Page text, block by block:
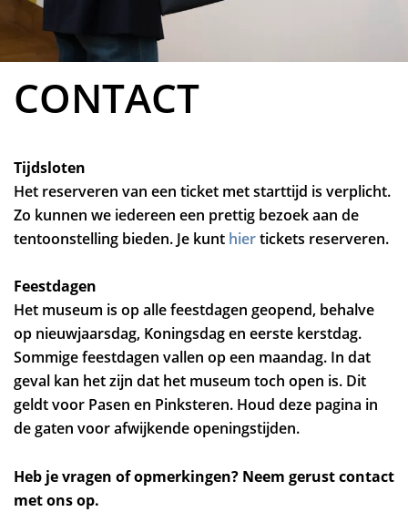
CONTACT
Tijdsloten
Het reserveren van een ticket met starttijd is verplicht.
Zo kunnen we iedereen een prettig bezoek aan de
tentoonstelling bieden. Je kunt hiertickets reserveren.
Feestdagen
Het museum is op alle feestdagen geopend, behalve
op nieuwjaarsdag, Koningsdag en eerste kerstdag.
Sommige feestdagen vallen op een maandag. In dat
geval kan het zijn dat het museum toch open is. Dit
geldt voor Pasen en Pinksteren. Houd deze pagina in
de gaten voor afwijkende openingstijden.
Heb je vragen of opmerkingen? Neem gerust contact
met ons op.